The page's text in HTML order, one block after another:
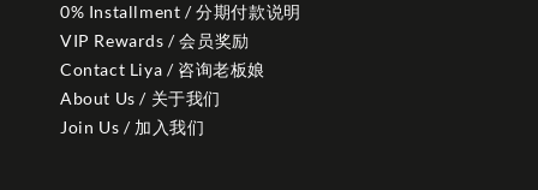
0% Installment / 分期付款说明
VIP Rewards / 会员奖励
Contact Liya / 咨询老板娘
About Us / 关于我们
Join Us / 加入我们